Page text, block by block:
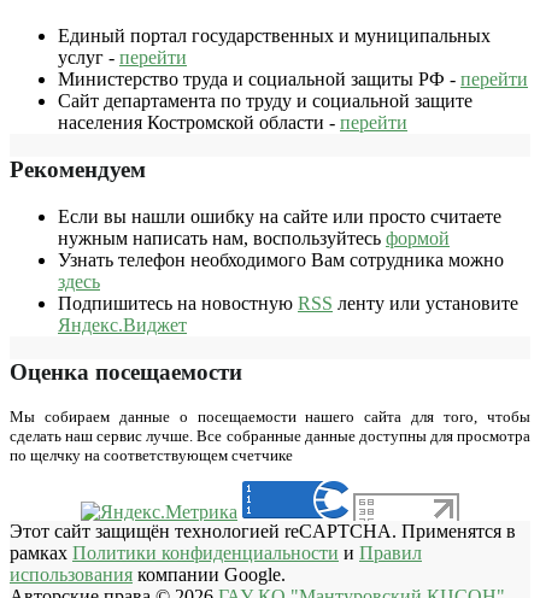
Единый портал государственных и муниципальных
услуг - перейти
Министерство труда и социальной защиты РФ - перейти
Сайт департамента по труду и социальной защите
населения Костромской области - перейти
Рекомендуем
Если вы нашли ошибку на сайте или просто считаете
нужным написать нам, воспользуйтесь формой
Узнать телефон необходимого Вам сотрудника можно
здесь
Подпишитесь на новостную RSS ленту или установите
Яндекс.Виджет
Оценка посещаемости
Мы собираем данные о посещаемости нашего сайта для того, чтобы
сделать наш сервис лучше. Все собранные данные доступны для просмотра
по щелчку на соответствующем счетчике
Этот сайт защищён технологией reCAPTCHA. Применятся в
рамках Политики конфиденциальности и Правил
использования компании Google.